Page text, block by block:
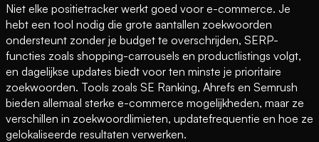
Niet elke positietracker werkt goed voor e-commerce. Je
hebt een tool nodig die grote aantallen zoekwoorden
ondersteunt zonder je budget te overschrijden, SERP-
functies zoals shopping-carrousels en productlistings volgt,
en dagelijkse updates biedt voor ten minste je prioritaire
zoekwoorden. Tools zoals SE Ranking, Ahrefs en Semrush
bieden allemaal sterke e-commerce mogelijkheden, maar ze
verschillen in zoekwoordlimieten, updatefrequentie en hoe ze
gelokaliseerde resultaten verwerken.